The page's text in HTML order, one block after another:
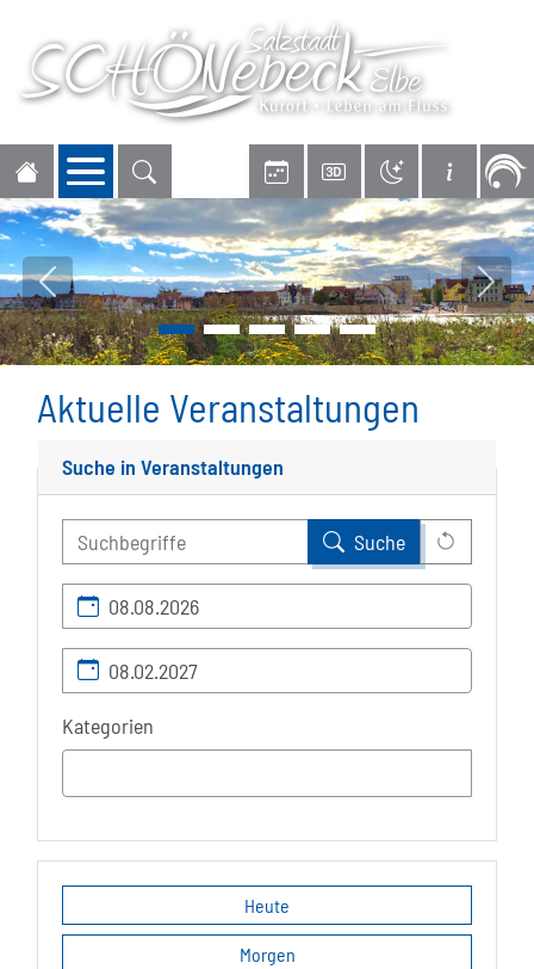
Navigation öffnen
Vorheriges Bild
Aktuelle Veranstaltungen
Suche in Veranstaltungen
Suche
Kalendertag
Kalendertag
Kategorien
Heute
Morgen